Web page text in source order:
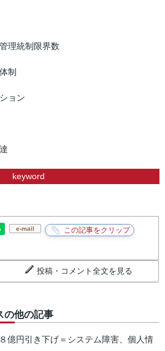
理統制限界数
制
ョン
keyword
e-mail
投稿・コメント全文を見る
の他の記事
億円引き下げ＝システム障害、個人情